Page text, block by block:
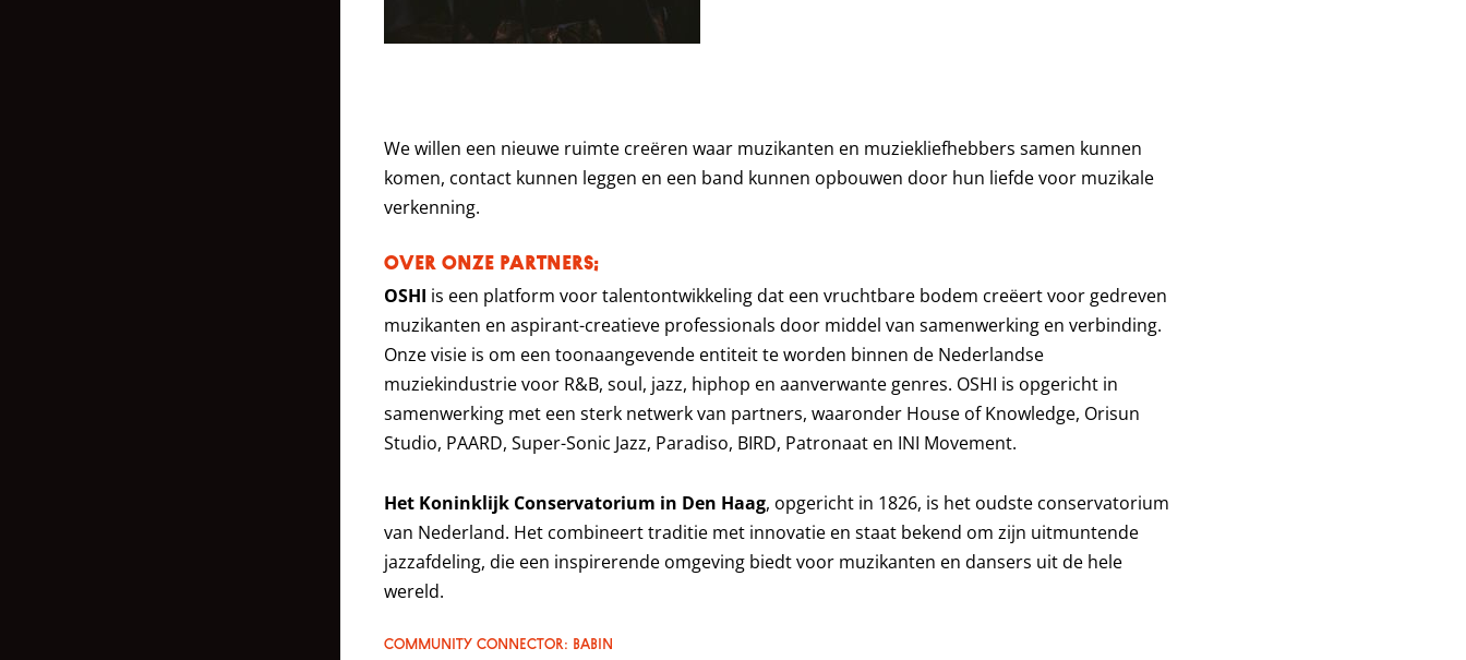
We willen een nieuwe ruimte creëren waar muzikanten en muziekliefhebbers samen kunnen
komen, contact kunnen leggen en een band kunnen opbouwen door hun liefde voor muzikale
verkenning.
OVER ONZE PARTNERS;
OSHI is een platform voor talentontwikkeling dat een vruchtbare bodem creëert voor gedreven
muzikanten en aspirant-creatieve professionals door middel van samenwerking en verbinding.
Onze visie is om een toonaangevende entiteit te worden binnen de Nederlandse
muziekindustrie voor R&B, soul, jazz, hiphop en aanverwante genres. OSHI is opgericht in
samenwerking met een sterk netwerk van partners, waaronder House of Knowledge, Orisun
Studio, PAARD, Super-Sonic Jazz, Paradiso, BIRD, Patronaat en INI Movement.
Het Koninklijk Conservatorium in Den Haag, opgericht in 1826, is het oudste conservatorium
van Nederland. Het combineert traditie met innovatie en staat bekend om zijn uitmuntende
jazzafdeling, die een inspirerende omgeving biedt voor muzikanten en dansers uit de hele
wereld.
COMMUNITY CONNECTOR: BABIN